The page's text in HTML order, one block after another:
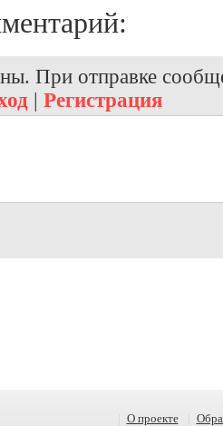
При отправке
| Регистрация
О проекте